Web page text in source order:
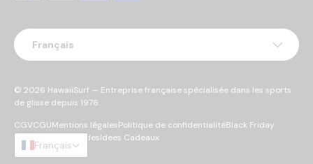
Langue
Français
© 2026 HawaiiSurf — Entreprise française spécialisée dans les sports
de glisse depuis 1976.
CGVCGUMentions légalesPolitique de confidentialitéBlack Friday
Cyber Monday
SoldesIdees Cadeaux
Français